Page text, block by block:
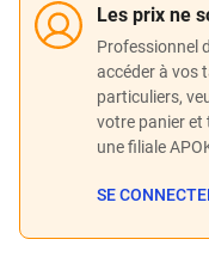
Les prix ne
Professionnel
accéder à vos
particuliers,
votre panier et
une filiale
SE